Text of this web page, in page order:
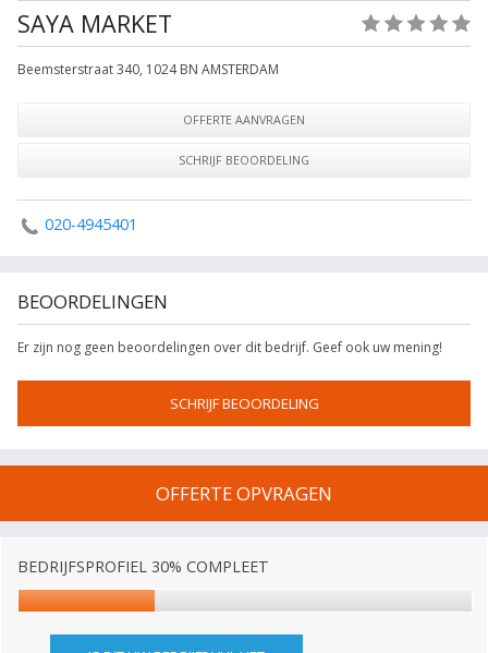
SAYA MARKET
Beemsterstraat 340, 1024 BN AMSTERDAM
OFFERTE AANVRAGEN
SCHRIJF BEOORDELING
020-4945401
BEOORDELINGEN
Er zijn nog geen beoordelingen over dit bedrijf. Geef ook uw mening!
SCHRIJF BEOORDELING
OFFERTE OPVRAGEN
BEDRIJFSPROFIEL 30% COMPLEET